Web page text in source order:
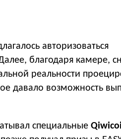
авторизоваться
благодаря камере,
реальности
давало возможность
специальные